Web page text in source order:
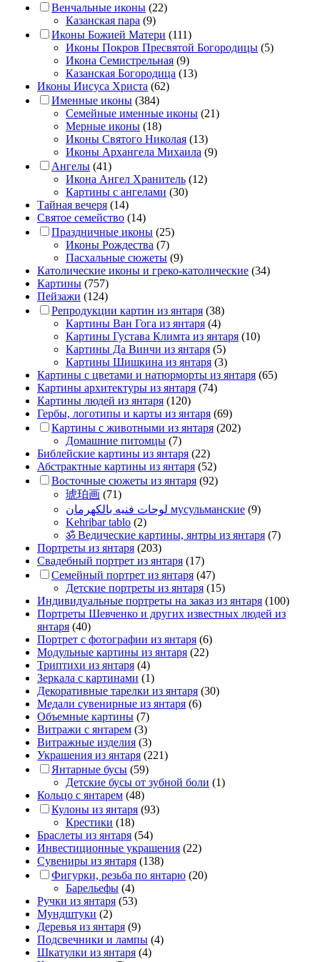
Венчальные иконы (22)
Казанская пара (9)
Иконы Божией Матери (111)
Иконы Покров Пресвятой Богородицы (5)
Икона Семистрельная (9)
Казанская Богородица (13)
Иконы Иисуса Христа (62)
Именные иконы (384)
Семейные именные иконы (21)
Мерные иконы (18)
Иконы Святого Николая (13)
Иконы Архангела Михаила (9)
Ангелы (41)
Икона Ангел Хранитель (12)
Картины с ангелами (30)
Тайная вечеря (14)
Святое семейство (14)
Праздничные иконы (25)
Иконы Рождества (7)
Пасхальные сюжеты (9)
Католические иконы и греко-католические (34)
Картины (757)
Пейзажи (124)
Репродукции картин из янтаря (38)
Картины Ван Гога из янтаря (4)
Картины Густава Климта из янтаря (10)
Картины Да Винчи из янтаря (5)
Картины Шишкина из янтаря (3)
Картины с цветами и натюрморты из янтаря (65)
Картины архитектуры из янтаря (74)
Картины людей из янтаря (120)
Гербы, логотипы и карты из янтаря (69)
Картины с животными из янтаря (202)
Домашние питомцы (7)
Библейские картины из янтаря (22)
Абстрактные картины из янтаря (52)
Восточные сюжеты из янтаря (92)
琥珀画 (71)
لوحات فنيه بالكهرمان мусульманские (9)
Kehribar tablo (2)
ॐ Ведические картины, янтры из янтаря (7)
Портреты из янтаря (203)
Свадебный портрет из янтаря (17)
Семейный портрет из янтаря (47)
Детские портреты из янтаря (15)
Индивидуальные портреты на заказ из янтаря (100)
Портреты Шевченко и других известных людей из
янтаря (40)
Портрет c фотографии из янтаря (6)
Модульные картины из янтаря (22)
Триптихи из янтаря (4)
Зеркала с картинами (1)
Декоративные тарелки из янтаря (30)
Медали сувенирные из янтаря (6)
Объемные картины (7)
Витражи с янтарем (3)
Витражные изделия (3)
Украшения из янтаря (221)
Янтарные бусы (59)
Детские бусы от зубной боли (1)
Кольцо с янтарем (48)
Кулоны из янтаря (93)
Крестики (18)
Браслеты из янтаря (54)
Инвестиционные украшения (22)
Сувениры из янтаря (138)
Фигурки, резьба по янтарю (20)
Барельефы (4)
Ручки из янтаря (53)
Мундштуки (2)
Деревья из янтаря (9)
Подсвечники и лампы (4)
Шкатулки из янтаря (4)